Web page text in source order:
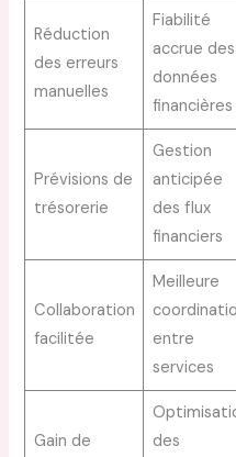
Réduction
des erreurs
manuelles
Fiabilité
accrue des
données
financières
Prévisions de
trésorerie
Gestion
anticipée
des flux
financiers
Collaboration
facilitée
Meilleure
entre
services
Gain de
des